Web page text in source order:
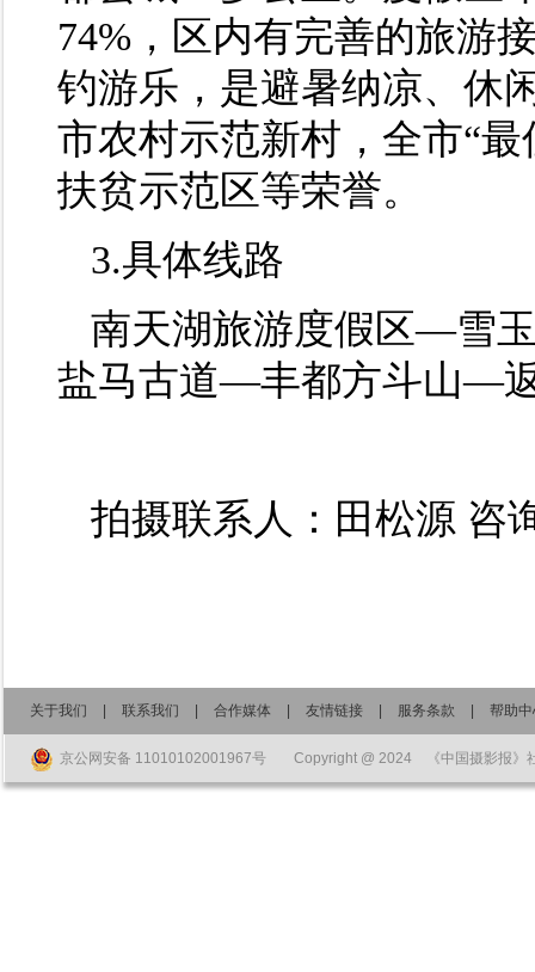
74%，区内有完善的旅游
钓游乐，是避暑纳凉、休
市农村示范新村，全市“
扶贫示范区等荣誉。
3.具体线路
南天湖旅游度假区—雪
盐马古道—丰都方斗山—
拍摄联系人：田松源 咨
关于我们 联系我们 合作媒体 友情链接 服务条款 帮助
京公网安备 11010102001967号 Copyright @ 2024 《中国摄影报